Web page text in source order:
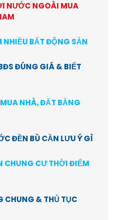
NƯỚC NGOÀI MUA
NHIỀU BẤT ĐỘNG SẢN
ĐÚNG GIÁ & BIẾT
NHÀ, ĐẤT BẰNG
ĐỀN BÙ CẦN LƯU Ý GÌ
CHUNG CƯ THỜI ĐIỂM
CHUNG & THỦ TỤC